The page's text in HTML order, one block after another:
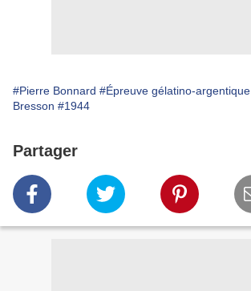
#Pierre Bonnard #Épreuve gélatino-argentique
Bresson #1944
Partager